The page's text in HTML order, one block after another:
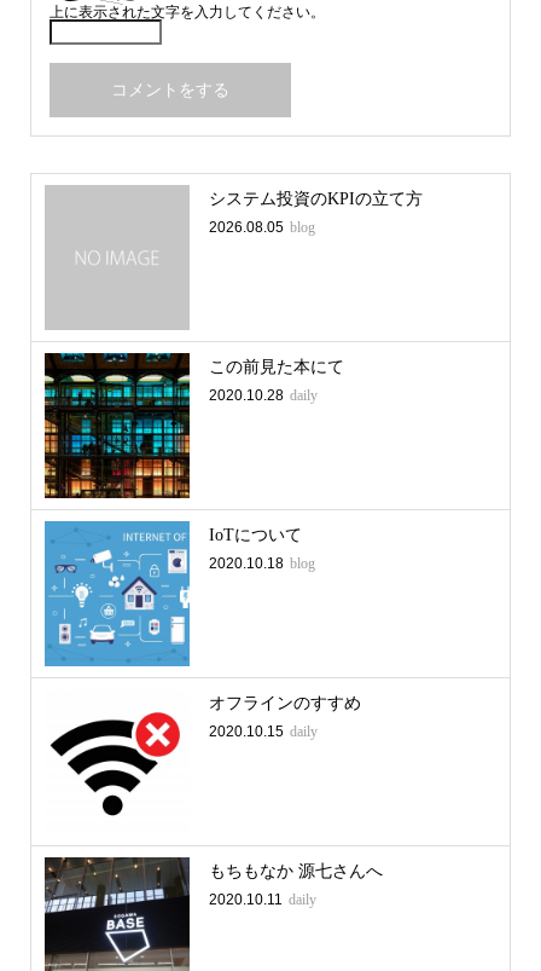
上に表示された文字を入力してください。
システム投資のKPIの立て方
2026.08.05 blog
この前見た本にて
2020.10.28 daily
IoTについて
2020.10.18 blog
オフラインのすすめ
2020.10.15 daily
もちもなか 源七さんへ
2020.10.11 daily